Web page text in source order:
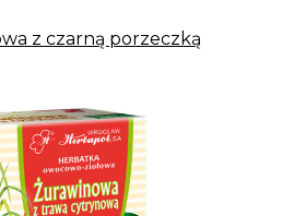
z czarną porzeczką